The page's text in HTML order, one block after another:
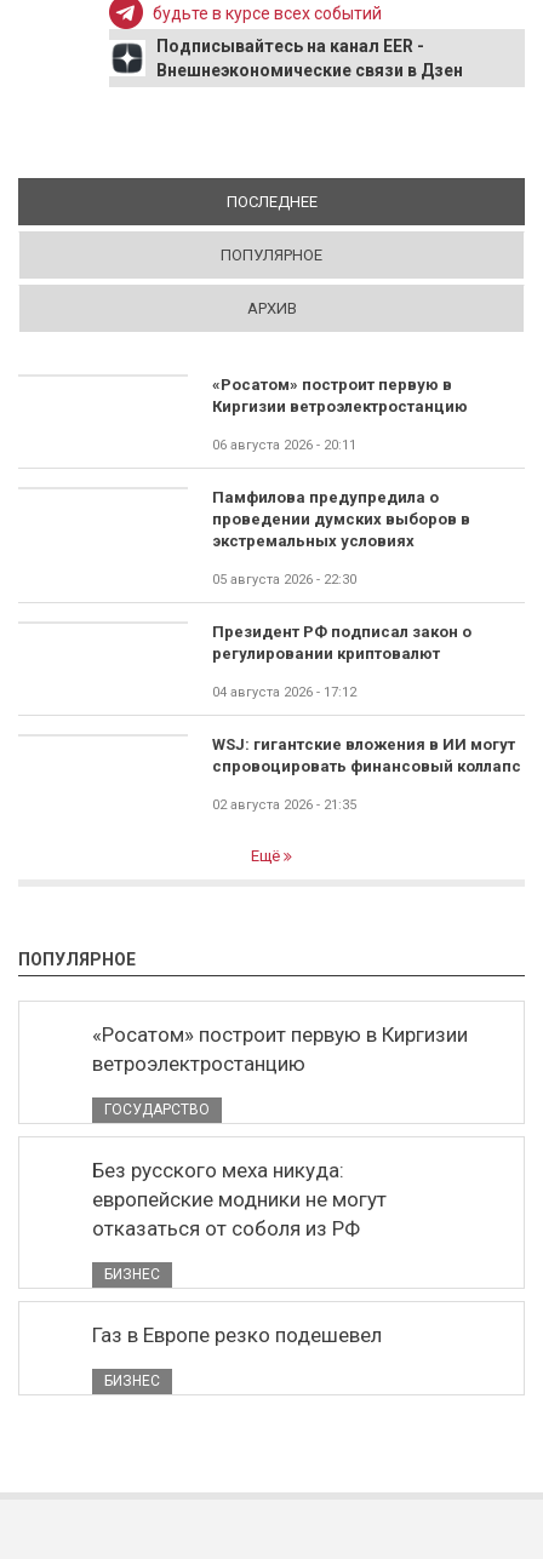
будьте в курсе всех событий
Подписывайтесь на канал EER -
Внешнеэкономические связи в Дзен
ПОСЛЕДНЕЕ(АКТИВНАЯ ВКЛАДКА)
ПОПУЛЯРНОЕ
АРХИВ
«Росатом» построит первую в
Киргизии ветроэлектростанцию
06 августа 2026 - 20:11
Памфилова предупредила о
проведении думских выборов в
экстремальных условиях
05 августа 2026 - 22:30
Президент РФ подписал закон о
регулировании криптовалют
04 августа 2026 - 17:12
WSJ: гигантские вложения в ИИ могут
спровоцировать финансовый коллапс
02 августа 2026 - 21:35
Ещё
ПОПУЛЯРНОЕ
«Росатом» построит первую в Киргизии
ветроэлектростанцию
ГОСУДАРСТВО
Без русского меха никуда:
европейские модники не могут
отказаться от соболя из РФ
БИЗНЕС
Газ в Европе резко подешевел
БИЗНЕС